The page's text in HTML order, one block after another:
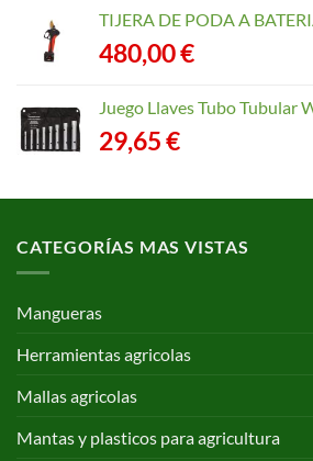
TIJERA DE PODA A
480,00€
Juego Llaves Tubo Tubular
29,65€
CATEGORÍAS MAS VISTAS
Mangueras
Herramientas agricolas
Mallas agricolas
Mantas y plasticos para agricultura